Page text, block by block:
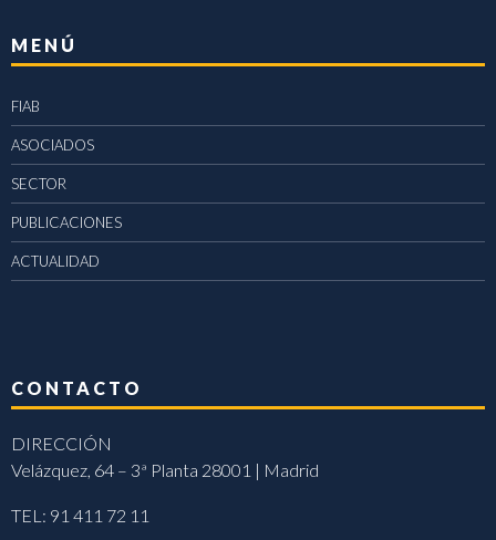
MENÚ
FIAB
ASOCIADOS
SECTOR
PUBLICACIONES
ACTUALIDAD
CONTACTO
DIRECCIÓN
Velázquez, 64 – 3ª Planta 28001 | Madrid
TEL: 91 411 72 11